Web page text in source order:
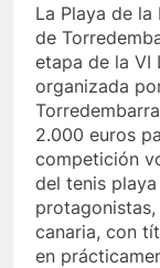
La Playa de
de
etapa de la VI
organizada
2.000 euros
competición
del tenis
canaria, con
en